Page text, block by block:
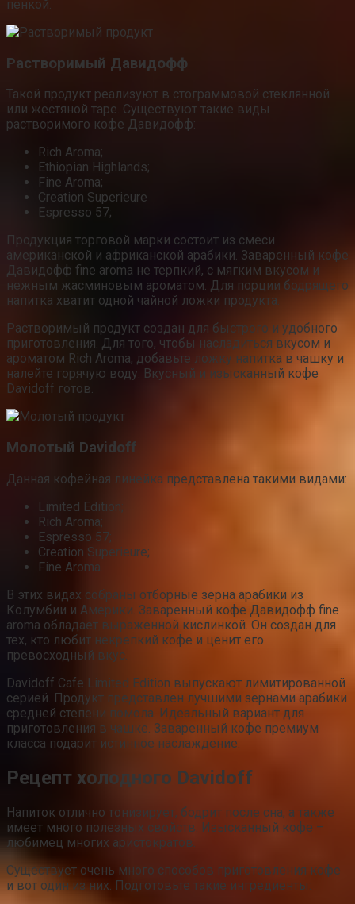
пенкой.
Растворимый Давидофф
Такой продукт реализуют в стограммовой стеклянной
или жестяной таре. Существуют такие виды
растворимого кофе Давидофф:
Rich Aroma;
Ethiopian Highlands;
Fine Aroma;
Creation Superieure
Espresso 57;
Продукция торговой марки состоит из смеси
американской и африканской арабики. Заваренный кофе
Давидофф fine aroma не терпкий, с мягким вкусом и
нежным жасминовым ароматом. Для порции бодрящего
напитка хватит одной чайной ложки продукта.
Растворимый продукт создан для быстрого и удобного
приготовления. Для того, чтобы насладиться вкусом и
ароматом Rich Aroma, добавьте ложку напитка в чашку и
налейте горячую воду. Вкусный и изысканный кофе
Davidoff готов.
Молотый Davidoff
Данная кофейная линейка представлена такими видами:
Limited Edition;
Rich Aroma;
Espresso 57;
Creation Superieure;
Fine Aroma.
В этих видах собраны отборные зерна арабики из
Колумбии и Америки. Заваренный кофе Давидофф fine
aroma обладает выраженной кислинкой. Он создан для
тех, кто любит некрепкий кофе и ценит его
превосходный вкус.
Davidoff Cafe Limited Edition выпускают лимитированной
серией. Продукт представлен лучшими зернами арабики
средней степени помола. Идеальный вариант для
приготовления в чашке. Заваренный кофе премиум
класса подарит истинное наслаждение.
Рецепт холодного Davidoff
Напиток отлично тонизирует, бодрит после сна, а также
имеет много полезных свойств. Изысканный кофе –
любимец многих аристократов.
Существует очень много способов приготовления кофе
и вот один из них. Подготовьте такие ингредиенты: